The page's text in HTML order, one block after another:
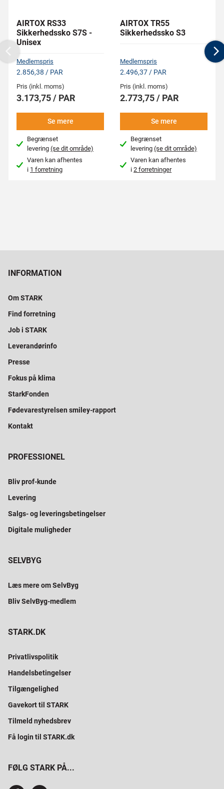
AIRTOX RS33
Sikkerhedssko S7S -
Unisex
Medlemspris
2.856,38 / PAR
Pris (inkl. moms)
3.173,75 / PAR
Se mere
Begrænset
levering(se dit område)
Varen kan afhentes
i 1 forretning
AIRTOX TR55
Sikkerhedssko S3
Medlemspris
2.496,37 / PAR
Pris (inkl. moms)
2.773,75 / PAR
Se mere
Begrænset
levering(se dit område)
Varen kan afhentes
i2 forretninger
Previous
INFORMATION
Om STARK
Find forretning
Job i STARK
Leverandørinfo
Presse
Fokus på klima
StarkFonden
Fødevarestyrelsen smiley-rapport
Kontakt
PROFESSIONEL
Bliv prof-kunde
Levering
Salgs- og leveringsbetingelser
Digitale muligheder
SELVBYG
Læs mere om SelvByg
Bliv SelvByg-medlem
STARK.DK
Privatlivspolitik
Handelsbetingelser
Tilgængelighed
Gavekort til STARK
Tilmeld nyhedsbrev
Få login til STARK.dk
FØLG STARK PÅ...